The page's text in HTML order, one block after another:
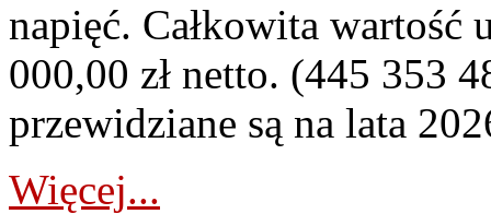
napięć. Całkowita
000,00 zł netto. (445 353
przewidziane są na lata
Więcej...